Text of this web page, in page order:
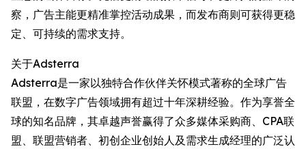
察，广告主能更精准掌控活动成果，而发布商则可获得更稳
定、可持续的需求支持。
关于Adsterra
Adsterra是一家以独特合作伙伴关怀模式著称的全球广告
联盟，在数字广告领域拥有超过十年深耕经验。作为享誉全
球的知名品牌，其卓越声誉赢得了众多媒体采购商、CPA联
盟、联盟营销者、初创企业创始人及需求生成经理的广泛认